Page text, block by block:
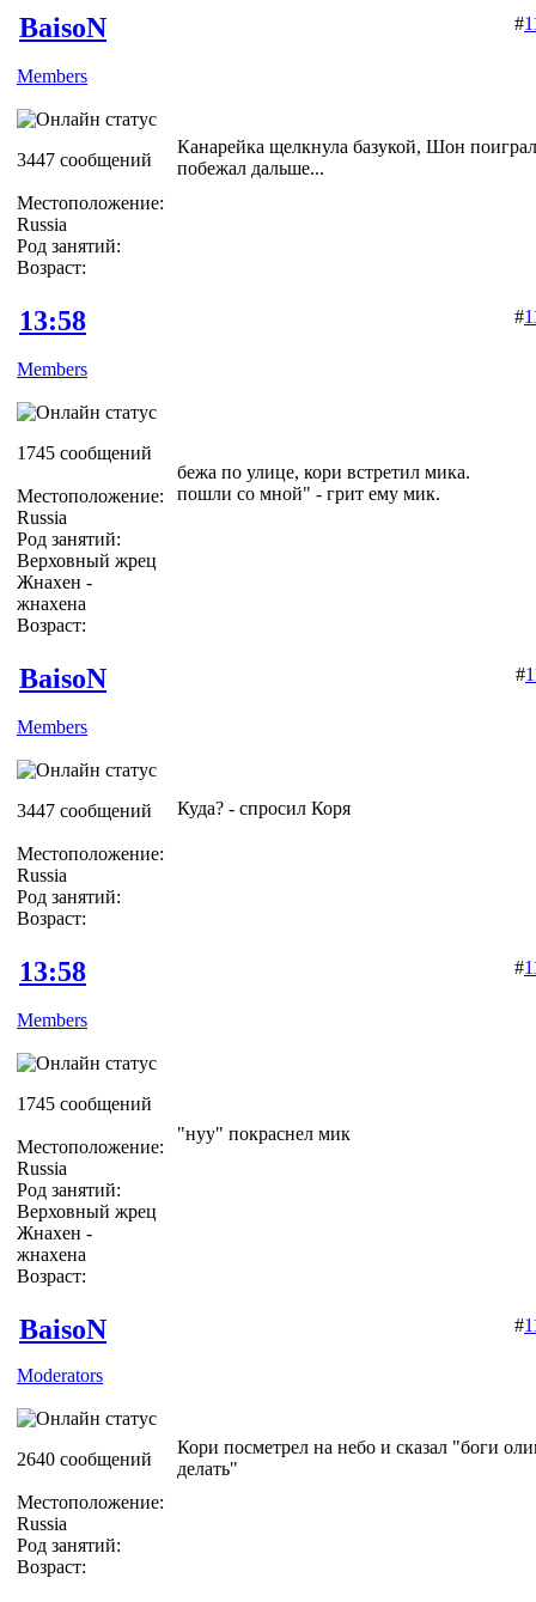
BaisoN
Members
3447 сообщений
Местоположение:
Russia
Род занятий:
Возраст:
#
Канарейка щелкнула базукой, Шон
побежал дальше...
13:58
Members
1745 сообщений
Местоположение:
Russia
Род занятий:
Верховный жрец
Жнахен -
жнахена
Возраст:
#
бежа по улице, кори встретил мика.
пошли со мной" - грит ему мик.
BaisoN
Members
3447 сообщений
Местоположение:
Russia
Род занятий:
Возраст:
#
Куда? - спросил Коря
13:58
Members
1745 сообщений
Местоположение:
Russia
Род занятий:
Верховный жрец
Жнахен -
жнахена
Возраст:
#
"нуу" покраснел мик
BaisoN
Moderators
2640 сообщений
Местоположение:
Russia
Род занятий:
Возраст:
#
Кори посметрел на небо и сказал "боги
делать"